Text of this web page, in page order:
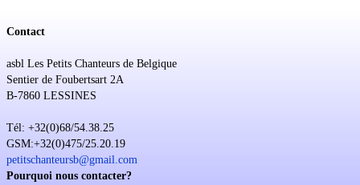
Contact
Sponsoring
Events
Contact
asbl Les Petits Chanteurs de Belgique
Sentier de Foubertsart 2A
B-7860 LESSINES
Tél: +32(0)68/54.38.25
GSM:+32(0)475/25.20.19
petitschanteursb@gmail.com
Pourquoi nous contacter?